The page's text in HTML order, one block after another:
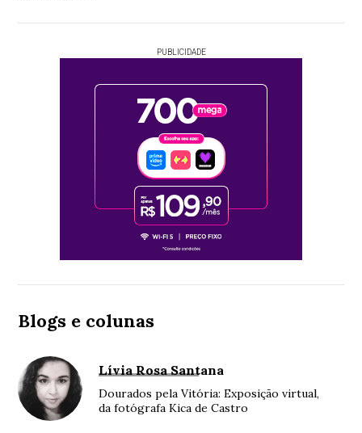
PUBLICIDADE
Blogs e colunas
Lívia Rosa Santana
Dourados pela Vitória: Exposição virtual,
da fotógrafa Kica de Castro